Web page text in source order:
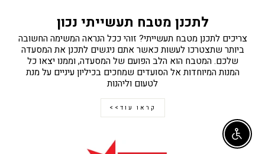
לתכנן מטבח תעשייתי נכון
צריכים לתכנן מטבח תעשייתי? זוהי ככל הנראה המשימה החשובה
ביותר שתצטרכו לעשות כאשר אתם ניגשים לתכנן את המסעדה
שלכם. המטבח הוא הלב הפועם של המסעדה, וממנו יצאו כל
המנות המיוחדות אל הסועדים שמחכים בכיליון עיניים על מנת
לטעום וליהנות
קראו עוד>>
Enable accessibility